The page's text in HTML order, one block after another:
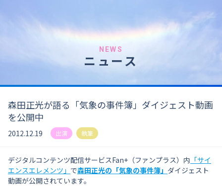
NEWS
ニュース
森田正光が語る「気象の事件簿」ダイジェスト動画
を公開中
2012.12.19 出演 執筆
デジタルコンテンツ配信サービスFan+（ファンプラス）内 「サイ
エンスエレメンツ」 で森田正光の「気象の事件簿」 ダイジェスト
動画が公開されています。